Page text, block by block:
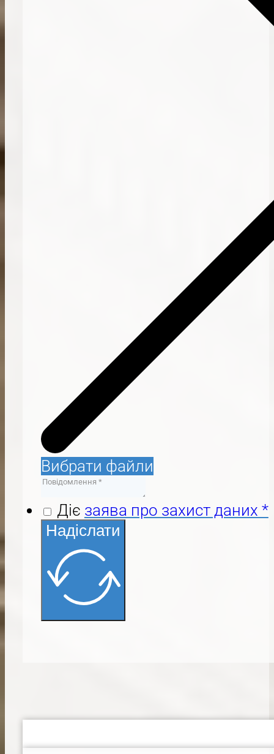
Вибрати файли
Діє заява про захист даних *
Надіслати